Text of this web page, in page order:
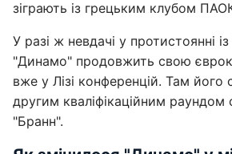
зіграють із грецьким клубом
У разі ж невдачі у протистоянні
"Динамо" продовжить свою
вже у Лізі конференцій. Там його
другим кваліфікаційним раундом
"Бранн".